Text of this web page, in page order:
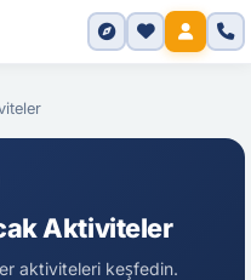
Aktiviteler
aktiviteleri keşfedin.